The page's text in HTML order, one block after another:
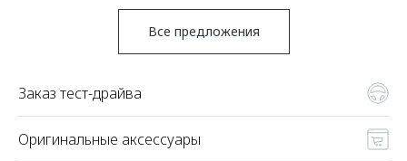
Все предложения
Заказ тест-драйва
Оригинальные аксессуары